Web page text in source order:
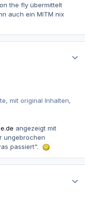
the fly übermittelt
auch ein MITM nix
mit original Inhalten,
angezeigt mit
ungebrochen
passiert".